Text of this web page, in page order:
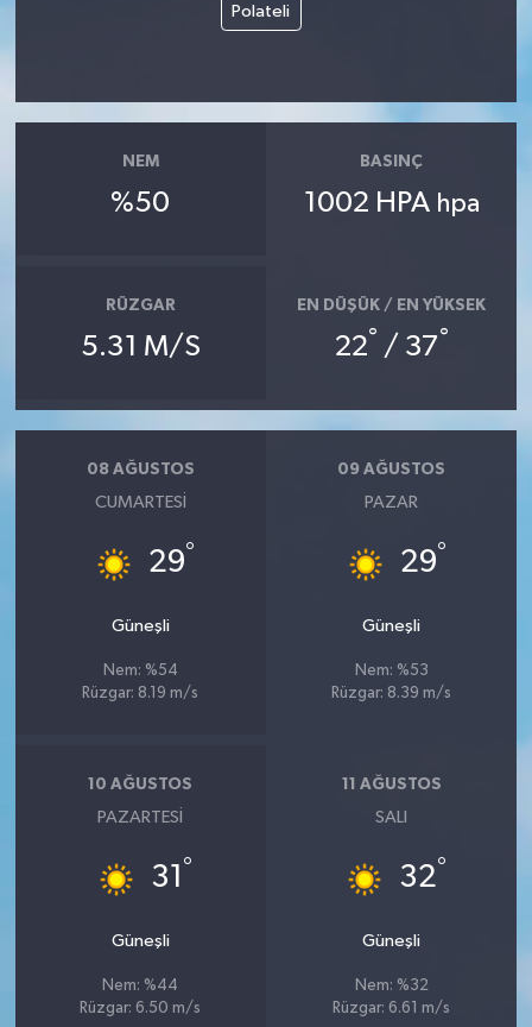
Polateli
NEM
%50
BASINÇ
1002 HPA hpa
RÜZGAR
5.31 M/S
EN DÜŞÜK / EN YÜKSEK
22° / 37°
08 AĞUSTOS
CUMARTESI
29°
Güneşli
Nem: %54
Rüzgar: 8.19 m/s
09 AĞUSTOS
PAZAR
29°
Güneşli
Nem: %53
Rüzgar: 8.39 m/s
10 AĞUSTOS
PAZARTESI
31 °
Güneşli
Nem: %44
Rüzgar: 6.50 m/s
11 AĞUSTOS
SALI
32°
Güneşli
Nem: %32
Rüzgar: 6.61 m/s